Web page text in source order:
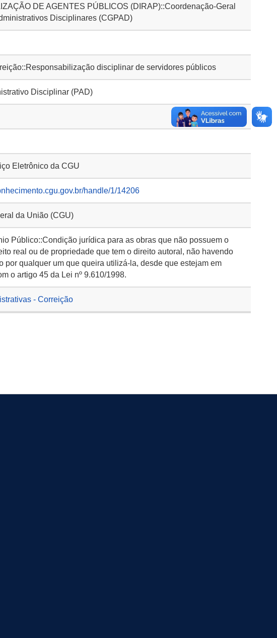
DE AGENTES PÚBLICOS (DIRAP)::Coordenação-Geral
Disciplinares (CGPAD)
disciplinar de servidores públicos
Disciplinar (PAD)
Eletrônico da CGU
handle/1/14206
da União (CGU)
Público::Condição jurídica para as obras que não possuem o
real ou de propriedade que tem o direito autoral, não havendo
por qualquer um que queira utilizá-la, desde que estejam em
o artigo 45 da Lei nº 9.610/1998.
- Correição